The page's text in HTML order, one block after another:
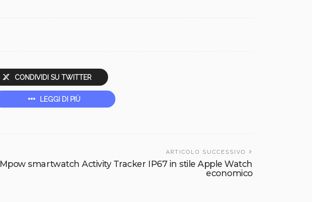
CONDIVIDI SU TWITTER
LEGGI DI PIÙ
ARTICOLO SUCCESSIVO
Mpow smartwatch Activity Tracker IP67 in stile Apple Watch
economico